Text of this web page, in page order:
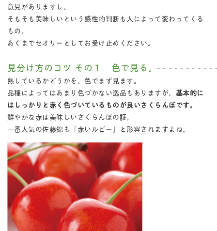
意見がありますし、
そもそも美味しいという感性的判断も人によって変わってくる
もの。
あくまでセオリーとしてお受け止めください。
見分け方のコツ その１ 色で見る。
熟しているかどうかを、色でまず見ます。
品種によってはあまり色づかない逸品もありますが、 基本的に
はしっかりと赤く色づいているものが良いさくらんぼです。
鮮やかな赤は美味しいさくらんぼの証。
一番人気の佐藤錦も「赤いルビー」と形容されますよね。